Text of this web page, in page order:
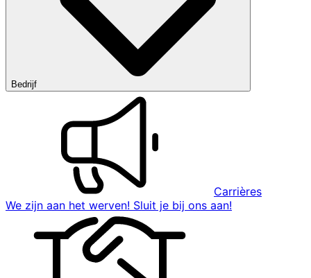
Bedrijf
Carrières
We zijn aan het werven! Sluit je bij ons aan!